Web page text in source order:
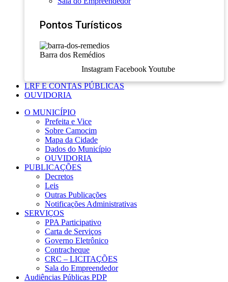
Pontos Turísticos
Barra dos Remédios
Instagram Facebook Youtube
LRF E CONTAS PÚBLICAS
OUVIDORIA
O MUNICÍPIO
Prefeita e Vice
Sobre Camocim
Mapa da Cidade
Dados do Município
OUVIDORIA
PUBLICAÇÕES
Decretos
Leis
Outras Publicações
Notificações Administrativas
SERVIÇOS
PPA Participativo
Carta de Serviços
Governo Eletrônico
Contracheque
CRC – LICITAÇÕES
Sala do Empreendedor
Audiências Públicas PDP